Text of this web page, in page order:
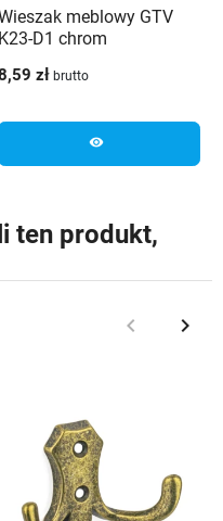
meblowy GTV
K23-D1 chrom
złbrutto
visibility
ten produkt,
Poprzedni
keyboard_arrow_left keyboard_arrow_right